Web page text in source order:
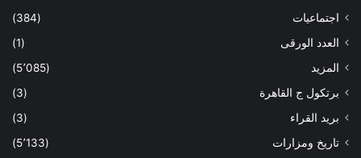
اجتماعيات
(384)
العدد الورقى
(1)
المزيد
(5٬085)
برتكول ج القاهرة
(3)
بريد القراء
(3)
تاريخ ومزارات
(5٬133)